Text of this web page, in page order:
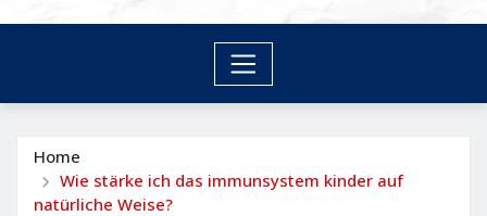
Home
Wie stärke ich das immunsystem kinder auf
natürliche Weise?